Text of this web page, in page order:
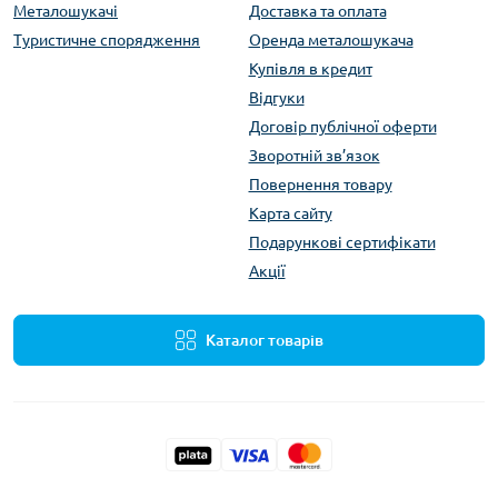
Металошукачі
Туристичне спорядження
Доставка та оплата
Оренда металошукача
Купівля в кредит
Відгуки
Договір публічної оферти
Зворотній зв’язок
Повернення товару
Карта сайту
Подарункові сертифікати
Акції
Каталог товарів